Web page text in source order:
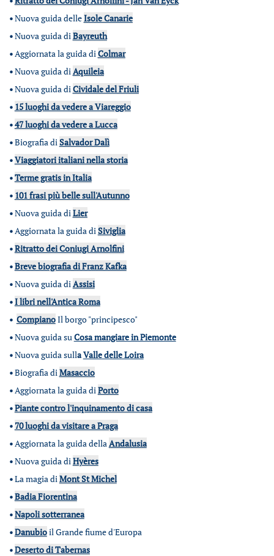
•Nuova guida delleIsole Canarie
•Nuova guida diBayreuth
•Aggiornata la guida diColmar
•Nuova guida diAquileia
•Nuova guida diCividale del Friuli
• 15 luoghi da vedere a Viareggio
•47 luoghi da vedere a Lucca
•Biografia diSalvador Dalì
•Viaggiatori italiani nella storia
•Terme gratis in Italia
• 101 frasi più belle sull'Autunno
•Nuova guida diLier
•Aggiornata la guida diSiviglia
•Ritratto dei Coniugi Arnolfini
•Breve biografia di Franz Kafka
•Nuova guida diAssisi
•I libri nell'Antica Roma
• CompianoIl borgo "principesco"
•Nuova guida suCosa mangiare in Piemonte
•Nuova guida sullaValle delle Loira
•Biografia diMasaccio
•Aggiornata la guida diPorto
•Piante contro l'inquinamento di casa
• 70 luoghi da visitare a Praga
•Aggiornata la guida dellaAndalusia
•Nuova guida diHyères
•La magia diMont St Michel
•Badia Fiorentina
•Napoli sotterranea
•Danubioil Grande fiume d'Europa
•Deserto di Tabernas